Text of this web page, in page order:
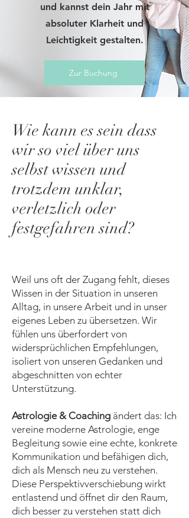
und kannst dein Jahr mit
absoluter Klarheit und
Leichtigkeit gestalten.
Zur Buchung
Wie kann es sein dass
wir so viel über uns
selbst wissen und
trotzdem unklar,
verletzlich oder
festgefahren sind?
Weil uns oft der Zugang fehlt, dieses
Wissen in der Situation in unseren
Alltag, in unsere Arbeit und in unser
eigenes Leben zu übersetzen. Wir
fühlen uns überfordert von
widersprüchlichen Empfehlungen,
isoliert von unseren Gedanken und
abgeschnitten von echter
Unterstützung.
Astrologie & Coaching ändert das: Ich
vereine moderne Astrologie, enge
Begleitung sowie eine echte, konkrete
Kommunikation und befähigen dich,
dich als Mensch neu zu verstehen.
Diese Perspektivverschiebung wirkt
entlastend und öffnet dir den Raum,
dich besser zu verstehen statt dich